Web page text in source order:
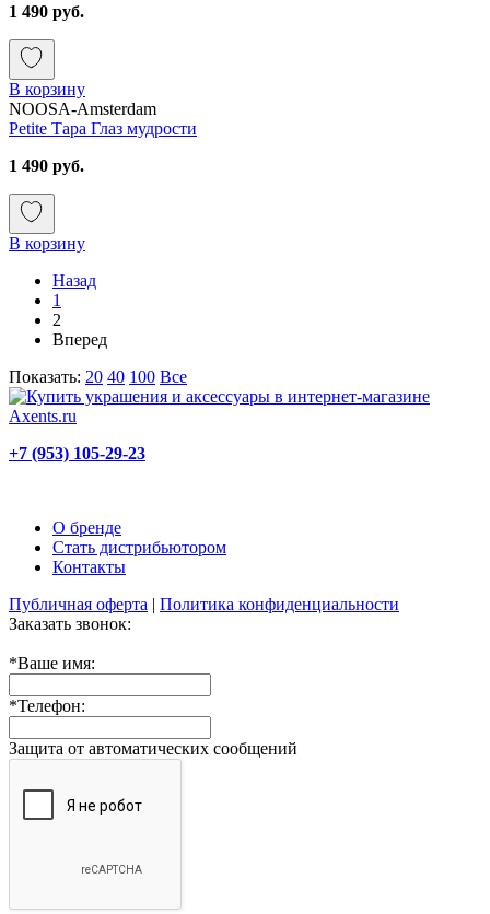
1 490 руб.
В корзину
NOOSA-Amsterdam
Petite Тара Глаз мудрости
1 490 руб.
В корзину
Назад
1
2
Вперед
Показать: 20 40 100 Все
+7 (953) 105-29-23
О бренде
Стать дистрибьютором
Контакты
Публичная оферта | Политика конфиденциальности
Заказать звонок:
*Ваше имя:
*Телефон:
Защита от автоматических сообщений